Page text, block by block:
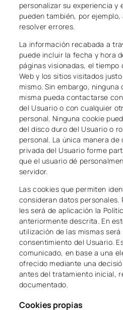
personalizar su experiencia y
pueden también, por
resolver errores.
La información recabada a
puede incluir la fecha y hora
páginas visionadas, el tiempo
Web y los sitios visitados
mismo. Sin embargo,
misma pueda contactarse
del Usuario o con cualquier
personal. Ninguna cookie
del disco duro del Usuario o
personal. La única manera
privada del Usuario forme
que el usuario dé
servidor.
Las cookies que permiten
consideran datos personales.
les será de aplicación la
anteriormente descrita. En
utilización de las mismas
consentimiento del Usuario.
comunicado, en base a una
ofrecido mediante una
antes del tratamiento inicial,
documentado.
Cookies propias